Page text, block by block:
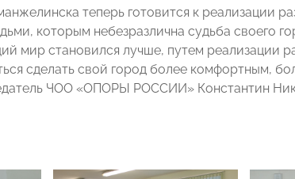
теперь готовится к реализации
которым небезразлична судьба своего
мир становился лучше, путем реализации
сделать свой город более комфортным,
ЧОО «ОПОРЫ РОССИИ» Константин